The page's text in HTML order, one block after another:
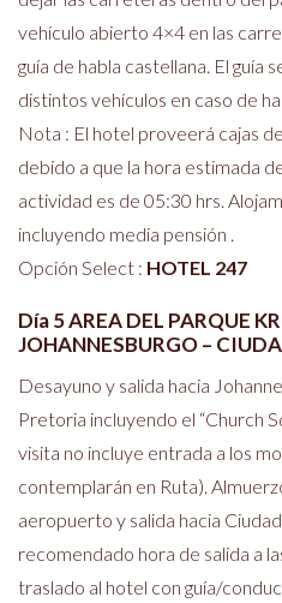
vehículo abierto 4×4 en las
guía de habla castellana. El guía
distintos vehículos en caso de
Nota : El hotel proveerá cajas
debido a que la hora estimada
actividad es de 05:30 hrs.
incluyendo media pensión .
Opción Select : HOTEL 247
Día 5 AREA DEL PARQUE
JOHANNESBURGO –
Desayuno y salida hacia
Pretoria incluyendo el “Church
visita no incluye entrada a los
contemplarán en Ruta).
aeropuerto y salida hacia
recomendado hora de salida a
traslado al hotel con guía/